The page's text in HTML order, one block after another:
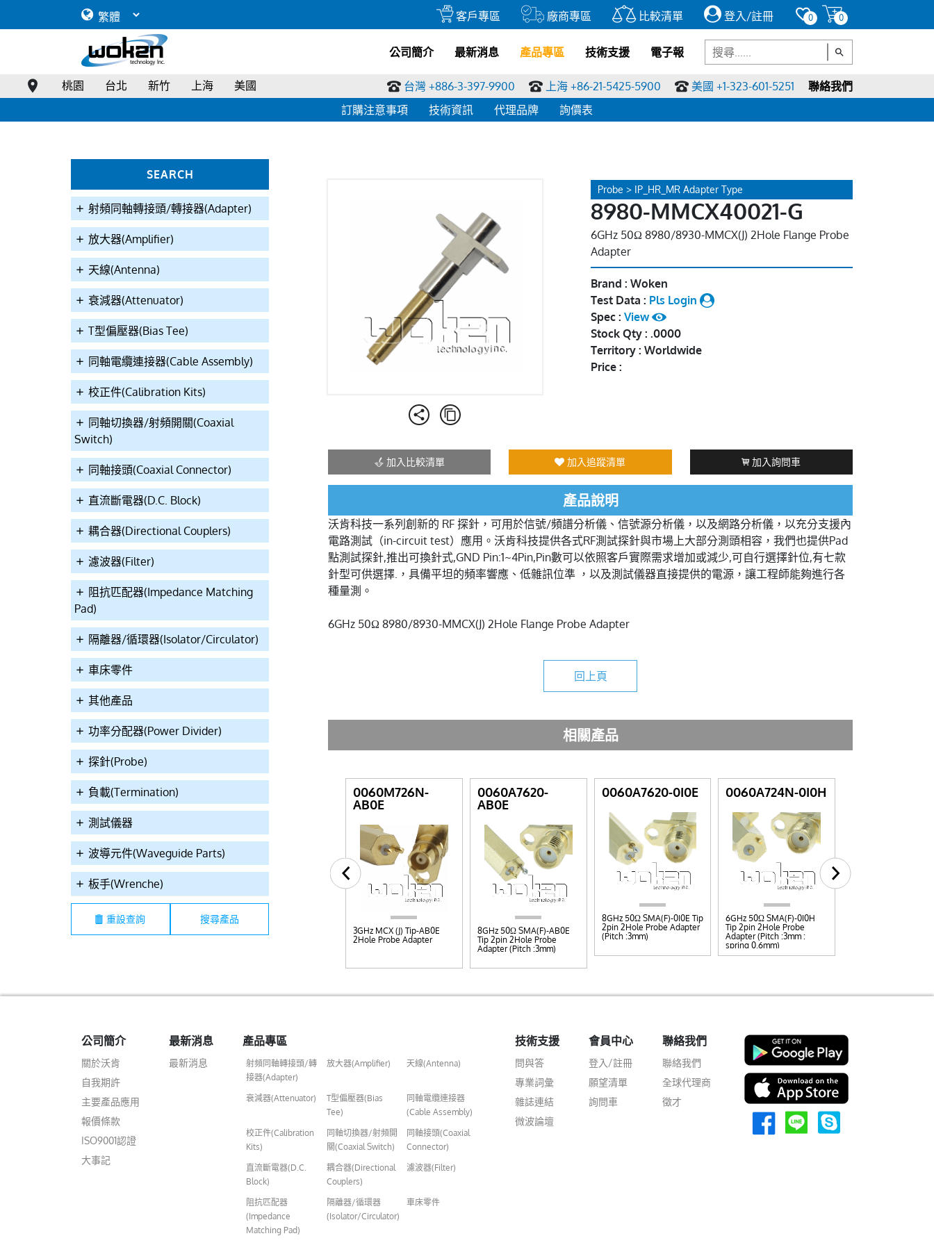
客戶專區 廠商專區 比較清單 登入/註冊 0 0
公司簡介 最新消息 產品專區 技術支援 電子報
桃園 台北 新竹 上海 美國 台灣 +886-3-397-9900 上海 +86-21-5425-5900 美國 +1-323-601-5251
聯絡我們
訂購注意事項
技術資訊 代理品牌 詢價表
SEARCH
射頻同軸轉接頭/轉接器(Adapter)
放大器(Amplifier)
天線(Antenna)
衰減器(Attenuator)
T型偏壓器(Bias Tee)
同軸電纜連接器(Cable Assembly)
校正件(Calibration Kits)
同軸切換器/射頻開關(Coaxial
Switch)
同軸接頭(Coaxial Connector)
直流斷電器(D.C. Block)
耦合器(Directional Couplers)
濾波器(Filter)
阻抗匹配器(Impedance Matching
Pad)
隔離器/循環器(Isolator/Circulator)
車床零件
其他產品
功率分配器(Power Divider)
探針(Probe)
負載(Termination)
測試儀器
波導元件(Waveguide Parts)
板手(Wrenche)
重設查詢
Probe > IP_HR_MR Adapter Type
8980-MMCX40021-G
6GHz 50Ω 8980/8930-MMCX(J) 2Hole Flange Probe
Adapter
Brand : Woken
Test Data : Pls Login
Spec : View
Stock Qty : .0000
Territory : Worldwide
Price :
加入比較清單 加入追蹤清單 加入詢問車
產品說明
沃肯科技一系列創新的 RF 探針，可用於信號/頻譜分析儀、信號源分析儀，以及網路分析儀，以充分支援內
電路測試（in-circuit test）應用。沃肯科技提供各式RF測試探針與市場上大部分測頭相容，我們也提供Pad
點測試探針,推出可換針式,GND Pin:1~4Pin,Pin數可以依照客戶實際需求增加或減少,可自行選擇針位,有七款
針型可供選擇.，具備平坦的頻率響應、低雜訊位準 ，以及測試儀器直接提供的電源，讓工程師能夠進行各
種量測。
6GHz 50Ω 8980/8930-MMCX(J) 2Hole Flange Probe Adapter
回上頁
相關產品
0E0B TDP21-G6900
7GHz SMA(F) Probes GND
Type Without Ground Pin
L:28.9mm
7GHz SMA(F) Probes GND
Type With Ground Pin
L:28.9mm
0060M726N-
AB0E
3GHz MCX (J) Tip-AB0E
2Hole Probe Adapter
0060A7620-
AB0E
8GHz 50Ω SMA(F)-AB0E
Tip 2pin 2Hole Probe
Adapter (Pitch :3mm)
0060A7620-0I0E
8GHz 50Ω SMA(F)-0I0E Tip
2pin 2Hole Probe Adapter
(Pitch :3mm)
0060A724N-0I0H
6GHz 50Ω SMA(F)-0I0H
Tip 2pin 2Hole Probe
Adapter (Pitch :3mm :
spring 0.6mm)
公司簡介
關於沃肯
自我期許
主要產品應用
報價條款
ISO9001認證
大事記
最新消息
最新消息
產品專區
射頻同軸轉接頭/轉
接器(Adapter)
放大器(Amplifier) 天線(Antenna)
衰減器(Attenuator)
T型偏壓器(Bias
Tee)
同軸電纜連接器
(Cable Assembly)
校正件(Calibration
Kits)
同軸切換器/射頻開
關(Coaxial Switch)
同軸接頭(Coaxial
Connector)
直流斷電器(D.C.
Block)
耦合器(Directional
Couplers)
濾波器(Filter)
阻抗匹配器
(Impedance
Matching Pad)
隔離器/循環器
(Isolator/Circulator)
車床零件
技術支援
問與答
專業詞彙
雜誌連結
微波論壇
會員中心
登入/註冊
願望清單
詢問車
聯絡我們
聯絡我們
全球代理商
徵才